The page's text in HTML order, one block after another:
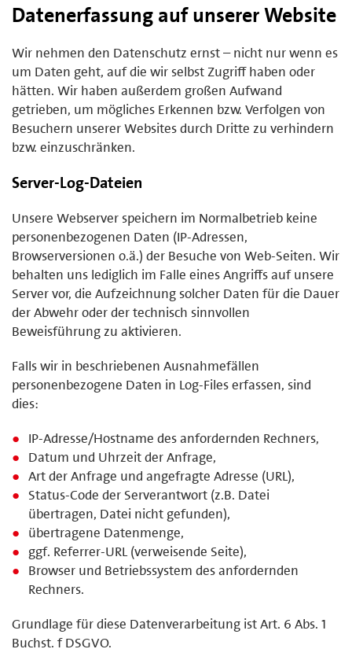
Datenerfassung auf unserer Website
Wir nehmen den Datenschutz ernst – nicht nur wenn es
um Daten geht, auf die wir selbst Zugriff haben oder
hätten. Wir haben außerdem großen Aufwand
getrieben, um mögliches Erkennen bzw. Verfolgen von
Besuchern unserer Websites durch Dritte zu verhindern
bzw. einzuschränken.
Server-Log-Dateien
Unsere Webserver speichern im Normalbetrieb keine
personenbezogenen Daten (IP-Adressen,
Browserversionen o.ä.) der Besuche von Web-Seiten. Wir
behalten uns lediglich im Falle eines Angriffs auf unsere
Server vor, die Aufzeichnung solcher Daten für die Dauer
der Abwehr oder der technisch sinnvollen
Beweisführung zu aktivieren.
Falls wir in beschriebenen Ausnahmefällen
personenbezogene Daten in Log-Files erfassen, sind
dies:
IP-Adresse/Hostname des anfordernden Rechners,
Datum und Uhrzeit der Anfrage,
Art der Anfrage und angefragte Adresse (URL),
Status-Code der Serverantwort (z.B. Datei
übertragen, Datei nicht gefunden),
übertragene Datenmenge,
ggf. Referrer-URL (verweisende Seite),
Browser und Betriebssystem des anfordernden
Rechners.
Grundlage für diese Datenverarbeitung ist Art. 6 Abs. 1
Buchst. f DSGVO.